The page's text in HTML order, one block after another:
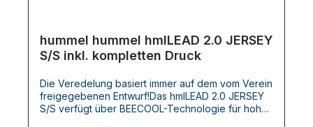
hummel hummel hmlLEAD 2.0 JERSEY
S/S inkl. kompletten Druck
Die Veredelung basiert immer auf dem vom Verein
freigegebenen Entwurf!Das hmlLEAD 2.0 JERSEY
S/S verfügt über BEECOOL-Technologie für hohe